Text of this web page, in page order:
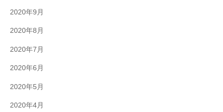
2020年9月
2020年8月
2020年7月
2020年6月
2020年5月
2020年4月